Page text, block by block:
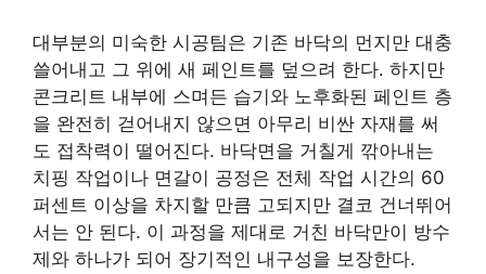
대부분의 미숙한 시공팀은 기존 바닥의 먼지만 대충
쓸어내고 그 위에 새 페인트를 덮으려 한다. 하지만
콘크리트 내부에 스며든 습기와 노후화된 페인트 층
을 완전히 걷어내지 않으면 아무리 비싼 자재를 써
도 접착력이 떨어진다. 바닥면을 거칠게 깎아내는
치핑 작업이나 면갈이 공정은 전체 작업 시간의 60
퍼센트 이상을 차지할 만큼 고되지만 결코 건너뛰어
서는 안 된다. 이 과정을 제대로 거친 바닥만이 방수
제와 하나가 되어 장기적인 내구성을 보장한다.